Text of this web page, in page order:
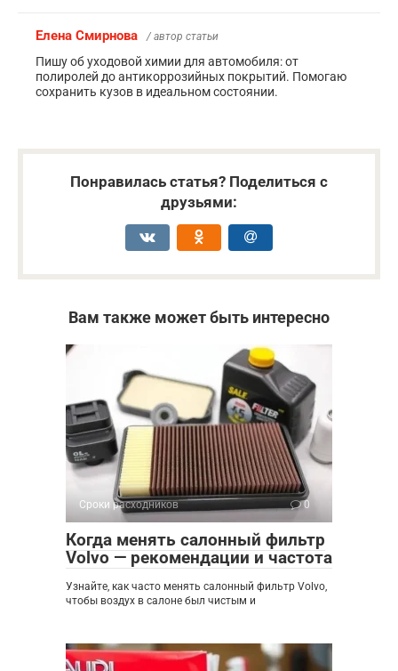
Елена Смирнова / автор статьи
Пишу об уходовой химии для автомобиля: от
полиролей до антикоррозийных покрытий. Помогаю
сохранить кузов в идеальном состоянии.
Понравилась статья? Поделиться с
друзьями:
Вам также может быть интересно
Сроки расходников 0
Когда менять салонный фильтр
Volvo — рекомендации и частота
Узнайте, как часто менять салонный фильтр Volvo,
чтобы воздух в салоне был чистым и